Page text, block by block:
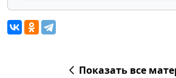
Показать все